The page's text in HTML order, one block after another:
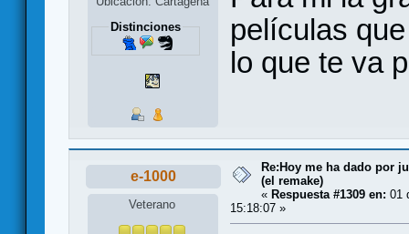
Distinciones
películas
lo que te va
e-1000
Veterano
Re:Hoy me ha dado por
(el remake)
« Respuesta #1309 en: 01
15:18:07 »